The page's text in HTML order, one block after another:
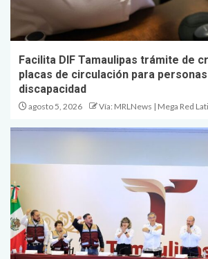
Facilita DIF Tamaulipas trámite de
placas de circulación para
discapacidad
agosto 5, 2026 Vía: MRLNews | Mega Red